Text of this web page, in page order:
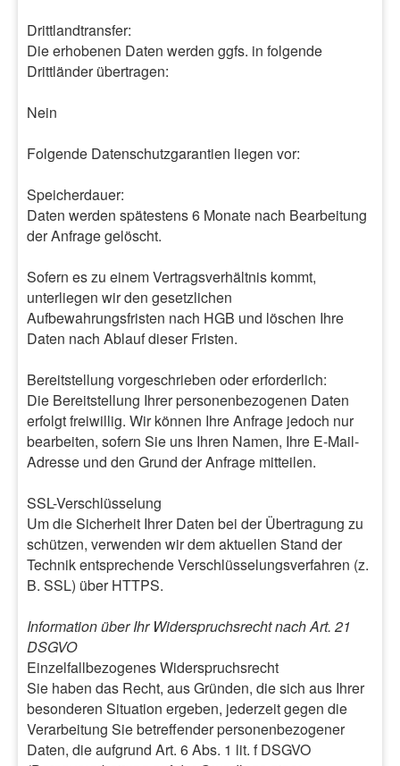
Drittlandtransfer:
Die erhobenen Daten werden ggfs. in folgende
Drittländer übertragen:
Nein
Folgende Datenschutzgarantien liegen vor:
Speicherdauer:
Daten werden spätestens 6 Monate nach Bearbeitung
der Anfrage gelöscht.
Sofern es zu einem Vertragsverhältnis kommt,
unterliegen wir den gesetzlichen
Aufbewahrungsfristen nach HGB und löschen Ihre
Daten nach Ablauf dieser Fristen.
Bereitstellung vorgeschrieben oder erforderlich:
Die Bereitstellung Ihrer personenbezogenen Daten
erfolgt freiwillig. Wir können Ihre Anfrage jedoch nur
bearbeiten, sofern Sie uns Ihren Namen, Ihre E-Mail-
Adresse und den Grund der Anfrage mitteilen.
SSL-Verschlüsselung
Um die Sicherheit Ihrer Daten bei der Übertragung zu
schützen, verwenden wir dem aktuellen Stand der
Technik entsprechende Verschlüsselungsverfahren (z.
B. SSL) über HTTPS.
Information über Ihr Widerspruchsrecht nach Art. 21
DSGVO
Einzelfallbezogenes Widerspruchsrecht
Sie haben das Recht, aus Gründen, die sich aus Ihrer
besonderen Situation ergeben, jederzeit gegen die
Verarbeitung Sie betreffender personenbezogener
Daten, die aufgrund Art. 6 Abs. 1 lit. f DSGVO